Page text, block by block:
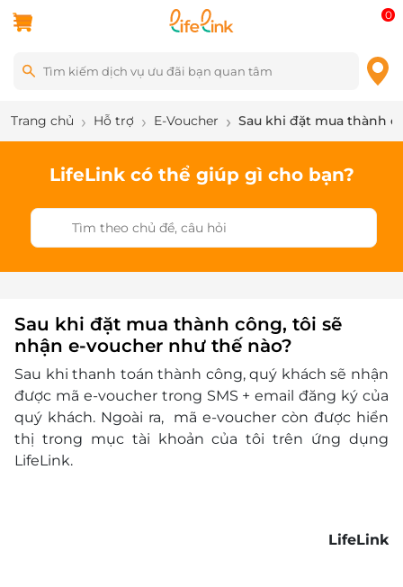
0
Trang chủ Hỗ trợ E-Voucher Sau khi đặt mua thành
LifeLink có thể giúp gì cho bạn?
Sau khi đặt mua thành công, tôi sẽ
nhận e-voucher như thế nào?
Sau khi thanh toán thành công, quý khách sẽ nhận
được mã e-voucher trong SMS + email đăng ký của
quý khách. Ngoài ra,
mã e-voucher còn được hiển
thị trong mục tài khoản của tôi trên ứng dụng
LifeLink.
LifeLink